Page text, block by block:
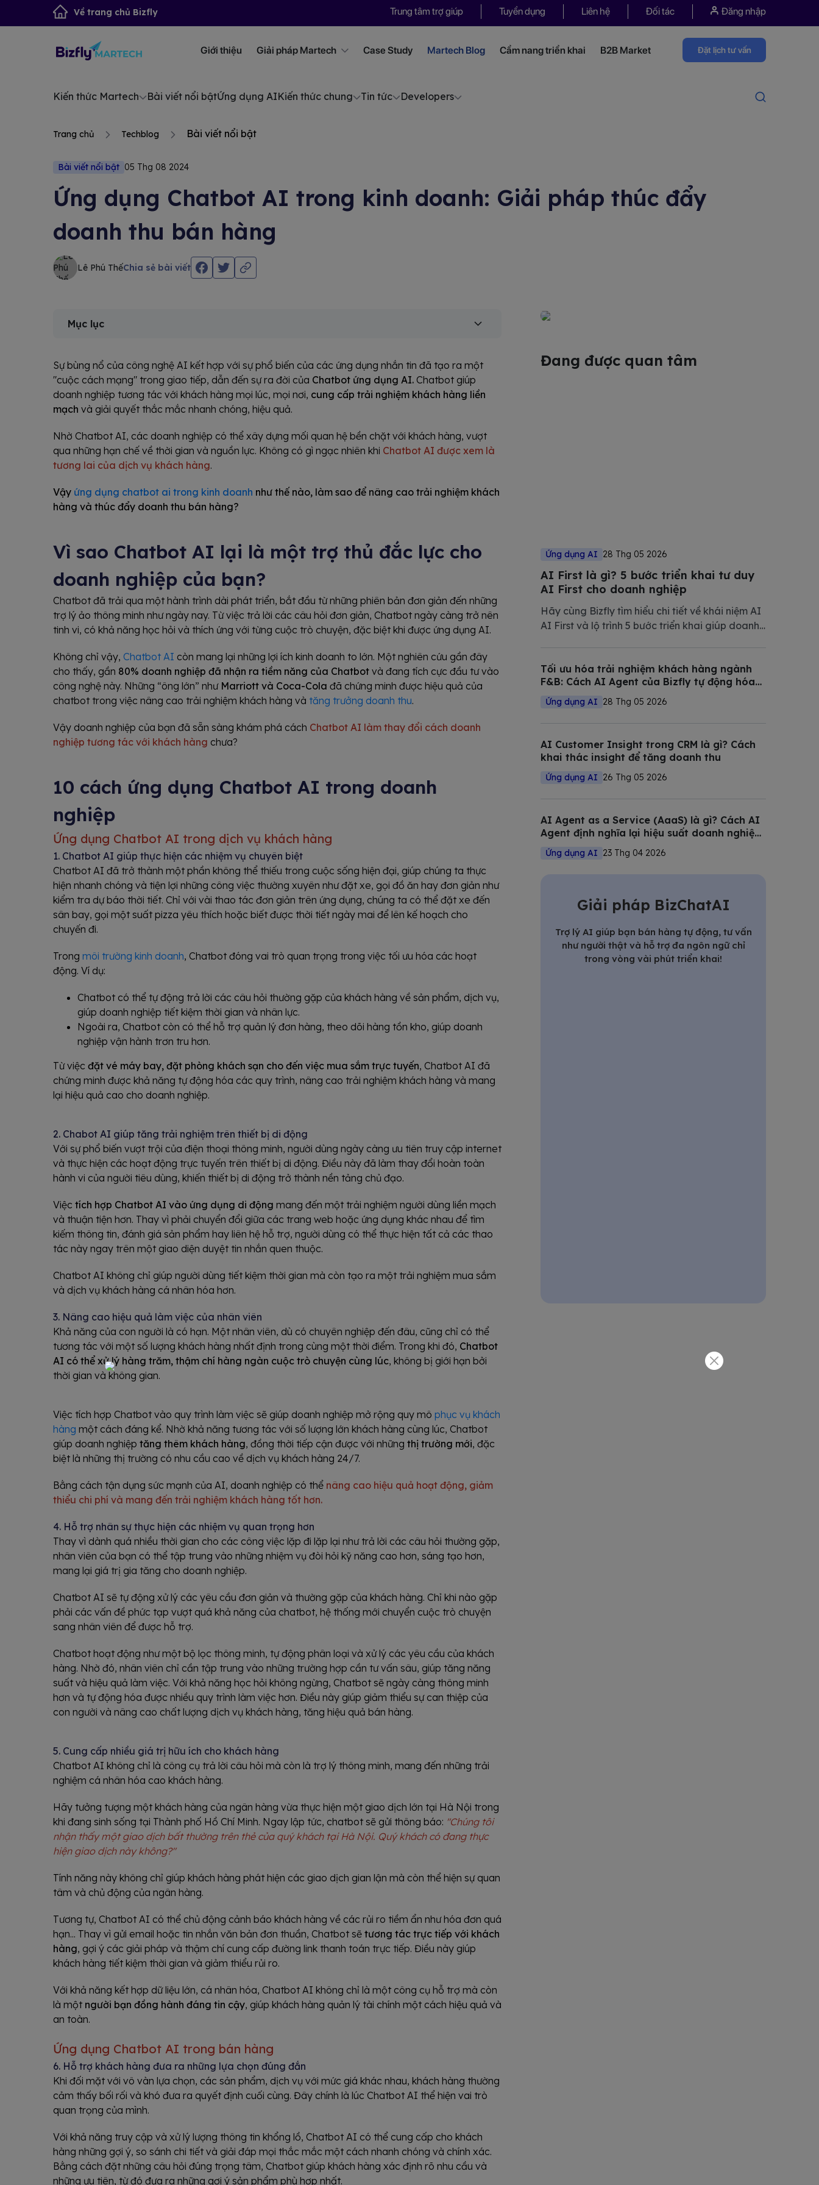
Về trang chủ Bizfly Trung tâm trợ giúp Tuyển dụng Liên hệ Đối tác Đăng nhập
Giới thiệu Giải pháp Martech Case Study Martech Blog Cẩm nang triển khai B2B Market Đặt lịch tư vấn
Kiến thức Martech Bài viết nổi bậtỨng dụng AIKiến thức chung Tin tức Developers
Trang chủ Techblog Bài viết nổi bật
Bài viết nổi bật 05 Thg 08 2024
Ứng dụng Chatbot AI trong kinh doanh: Giải pháp thúc đẩy
doanh thu bán hàng
Lê Phú ThếChia sẻ bài viết
Mục lục
Sự bùng nổ của công nghệ AI kết hợp với sự phổ biến của các ứng dụng nhắn tin đã tạo ra một
"cuộc cách mạng" trong giao tiếp, dẫn đến sự ra đời của Chatbot ứng dụng AI. Chatbot giúp
doanh nghiệp tương tác với khách hàng mọi lúc, mọi nơi, cung cấp trải nghiệm khách hàng liền
mạch và giải quyết thắc mắc nhanh chóng, hiệu quả.
Nhờ Chatbot AI, các doanh nghiệp có thể xây dựng mối quan hệ bền chặt với khách hàng, vượt
qua những hạn chế về thời gian và nguồn lực. Không có gì ngạc nhiên khi Chatbot AI được xem là
tương lai của dịch vụ khách hàng.
Vậy ứng dụng chatbot ai trong kinh doanh như thế nào, làm sao để nâng cao trải nghiệm khách
hàng và thúc đẩy doanh thu bán hàng?
Vì sao Chatbot AI lại là một trợ thủ đắc lực cho
doanh nghiệp của bạn?
Chatbot đã trải qua một hành trình dài phát triển, bắt đầu từ những phiên bản đơn giản đến những
trợ lý ảo thông minh như ngày nay. Từ việc trả lời các câu hỏi đơn giản, Chatbot ngày càng trở nên
tinh vi, có khả năng học hỏi và thích ứng với từng cuộc trò chuyện, đặc biệt khi được ứng dụng AI.
Không chỉ vậy, Chatbot AI còn mang lại những lợi ích kinh doanh to lớn. Một nghiên cứu gần đây
cho thấy, gần 80% doanh nghiệp đã nhận ra tiềm năng của Chatbot và đang tích cực đầu tư vào
công nghệ này. Những “ông lớn” như Marriott và Coca-Cola đã chứng minh được hiệu quả của
chatbot trong việc nâng cao trải nghiệm khách hàng và tăng trưởng doanh thu.
Vậy doanh nghiệp của bạn đã sẵn sàng khám phá cách Chatbot AI làm thay đổi cách doanh
nghiệp tương tác với khách hàng chưa?
10 cách ứng dụng Chatbot AI trong doanh
nghiệp
Ứng dụng Chatbot AI trong dịch vụ khách hàng
1. Chatbot AI giúp thực hiện các nhiệm vụ chuyên biệt
Chatbot AI đã trở thành một phần không thể thiếu trong cuộc sống hiện đại, giúp chúng ta thực
hiện nhanh chóng và tiện lợi những công việc thường xuyên như đặt xe, gọi đồ ăn hay đơn giản như
kiểm tra dự báo thời tiết. Chỉ với vài thao tác đơn giản trên ứng dụng, chúng ta có thể đặt xe đến
sân bay, gọi một suất pizza yêu thích hoặc biết được thời tiết ngày mai để lên kế hoạch cho
chuyến đi.
Trong môi trường kinh doanh, Chatbot đóng vai trò quan trọng trong việc tối ưu hóa các hoạt
động. Ví dụ:
Chatbot có thể tự động trả lời các câu hỏi thường gặp của khách hàng về sản phẩm, dịch vụ,
giúp doanh nghiệp tiết kiệm thời gian và nhân lực.
Ngoài ra, Chatbot còn có thể hỗ trợ quản lý đơn hàng, theo dõi hàng tồn kho, giúp doanh
nghiệp vận hành trơn tru hơn.
Từ việc đặt vé máy bay, đặt phòng khách sạn cho đến việc mua sắm trực tuyến, Chatbot AI đã
chứng minh được khả năng tự động hóa các quy trình, nâng cao trải nghiệm khách hàng và mang
lại hiệu quả cao cho doanh nghiệp.
2. Chabot AI giúp tăng trải nghiệm trên thiết bị di động
Với sự phổ biến vượt trội của điện thoại thông minh, người dùng ngày càng ưu tiên truy cập internet
và thực hiện các hoạt động trực tuyến trên thiết bị di động. Điều này đã làm thay đổi hoàn toàn
hành vi của người tiêu dùng, khiến thiết bị di động trở thành nền tảng chủ đạo.
Việc tích hợp Chatbot AI vào ứng dụng di động mang đến một trải nghiệm người dùng liền mạch
và thuận tiện hơn. Thay vì phải chuyển đổi giữa các trang web hoặc ứng dụng khác nhau để tìm
kiếm thông tin, đánh giá sản phẩm hay liên hệ hỗ trợ, người dùng có thể thực hiện tất cả các thao
tác này ngay trên một giao diện duyệt tin nhắn quen thuộc.
Chatbot AI không chỉ giúp người dùng tiết kiệm thời gian mà còn tạo ra một trải nghiệm mua sắm
và dịch vụ khách hàng cá nhân hóa hơn.
3. Nâng cao hiệu quả làm việc của nhân viên
Khả năng của con người là có hạn. Một nhân viên, dù có chuyên nghiệp đến đâu, cũng chỉ có thể
tương tác với một số lượng khách hàng nhất định trong cùng một thời điểm. Trong khi đó, Chatbot
AI có thể xử lý hàng trăm, thậm chí hàng ngàn cuộc trò chuyện cùng lúc, không bị giới hạn bởi
thời gian và không gian.
Việc tích hợp Chatbot vào quy trình làm việc sẽ giúp doanh nghiệp mở rộng quy mô phục vụ khách
hàng một cách đáng kể. Nhờ khả năng tương tác với số lượng lớn khách hàng cùng lúc, Chatbot
giúp doanh nghiệp tăng thêm khách hàng, đồng thời tiếp cận được với những thị trường mới, đặc
biệt là những thị trường có nhu cầu cao về dịch vụ khách hàng 24/7.
Bằng cách tận dụng sức mạnh của AI, doanh nghiệp có thể nâng cao hiệu quả hoạt động, giảm
thiểu chi phí và mang đến trải nghiệm khách hàng tốt hơn.
4. Hỗ trợ nhân sự thực hiện các nhiệm vụ quan trọng hơn
Thay vì dành quá nhiều thời gian cho các công việc lặp đi lặp lại như trả lời các câu hỏi thường gặp,
nhân viên của bạn có thể tập trung vào những nhiệm vụ đòi hỏi kỹ năng cao hơn, sáng tạo hơn,
mang lại giá trị gia tăng cho doanh nghiệp.
Chatbot AI sẽ tự động xử lý các yêu cầu đơn giản và thường gặp của khách hàng. Chỉ khi nào gặp
phải các vấn đề phức tạp vượt quá khả năng của chatbot, hệ thống mới chuyển cuộc trò chuyện
sang nhân viên để được hỗ trợ.
Chatbot hoạt động như một bộ lọc thông minh, tự động phân loại và xử lý các yêu cầu của khách
hàng. Nhờ đó, nhân viên chỉ cần tập trung vào những trường hợp cần tư vấn sâu, giúp tăng năng
suất và hiệu quả làm việc. Với khả năng học hỏi không ngừng, Chatbot sẽ ngày càng thông minh
hơn và tự động hóa được nhiều quy trình làm việc hơn. Điều này giúp giảm thiểu sự can thiệp của
con người và nâng cao chất lượng dịch vụ khách hàng, tăng hiệu quả bán hàng.
5. Cung cấp nhiều giá trị hữu ích cho khách hàng
Chatbot AI không chỉ là công cụ trả lời câu hỏi mà còn là trợ lý thông minh, mang đến những trải
nghiệm cá nhân hóa cao khách hàng.
Hãy tưởng tượng một khách hàng của ngân hàng vừa thực hiện một giao dịch lớn tại Hà Nội trong
khi đang sinh sống tại Thành phố Hồ Chí Minh. Ngay lập tức, chatbot sẽ gửi thông báo: "Chúng tôi
nhận thấy một giao dịch bất thường trên thẻ của quý khách tại Hà Nội. Quý khách có đang thực
hiện giao dịch này không?"
Tính năng này không chỉ giúp khách hàng phát hiện các giao dịch gian lận mà còn thể hiện sự quan
tâm và chủ động của ngân hàng.
Tương tự, Chatbot AI có thể chủ động cảnh báo khách hàng về các rủi ro tiềm ẩn như hóa đơn quá
hạn... Thay vì gửi email hoặc tin nhắn văn bản đơn thuần, Chatbot sẽ tương tác trực tiếp với khách
hàng, gợi ý các giải pháp và thậm chí cung cấp đường link thanh toán trực tiếp. Điều này giúp
khách hàng tiết kiệm thời gian và giảm thiểu rủi ro.
Với khả năng kết hợp dữ liệu lớn, cá nhân hóa, Chatbot AI không chỉ là một công cụ hỗ trợ mà còn
là một người bạn đồng hành đáng tin cậy, giúp khách hàng quản lý tài chính một cách hiệu quả và
an toàn.
Ứng dụng Chatbot AI trong bán hàng
6. Hỗ trợ khách hàng đưa ra những lựa chọn đúng đắn
Khi đối mặt với vô vàn lựa chọn, các sản phẩm, dịch vụ với mức giá khác nhau, khách hàng thường
cảm thấy bối rối và khó đưa ra quyết định cuối cùng. Đây chính là lúc Chatbot AI thể hiện vai trò
quan trọng của mình.
Với khả năng truy cập và xử lý lượng thông tin khổng lồ, Chatbot AI có thể cung cấp cho khách
hàng những gợi ý, so sánh chi tiết và giải đáp mọi thắc mắc một cách nhanh chóng và chính xác.
Bằng cách đặt những câu hỏi đúng trọng tâm, Chatbot giúp khách hàng xác định rõ nhu cầu và
những ưu tiên, từ đó đưa ra những gợi ý sản phẩm phù hợp nhất.
Đang được quan tâm
Ứng dụng AI 28 Thg 05 2026
AI First là gì? 5 bước triển khai tư duy
AI First cho doanh nghiệp
Hãy cùng Bizfly tìm hiểu chi tiết về khái niệm AI
AI First và lộ trình 5 bước triển khai giúp doanh
biến động.
Tối ưu hóa trải nghiệm khách hàng ngành
F&B: Cách AI Agent của Bizfly tự động hóa
quy trình đặt bàn và tư vấn
Ứng dụng AI 28 Thg 05 2026
AI Customer Insight trong CRM là gì? Cách
khai thác insight để tăng doanh thu
Ứng dụng AI 26 Thg 05 2026
AI Agent as a Service (AaaS) là gì? Cách AI
Agent định nghĩa lại hiệu suất doanh nghiệp
Việt
Ứng dụng AI 23 Thg 04 2026
Giải pháp BizChatAI
Trợ lý AI giúp bạn bán hàng tự động, tư vấn
như người thật và hỗ trợ đa ngôn ngữ chỉ
trong vòng vài phút triển khai!